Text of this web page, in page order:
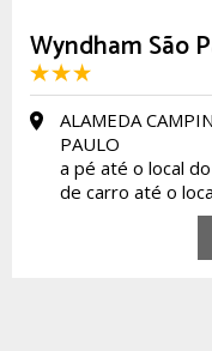
Wyndham São
ALAMEDA
PAULO
a pé até o local
de carro até o